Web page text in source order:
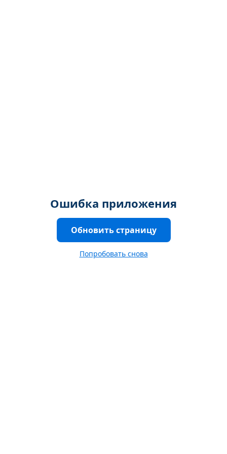
Ошибка приложения
Обновить страницу
Попробовать снова